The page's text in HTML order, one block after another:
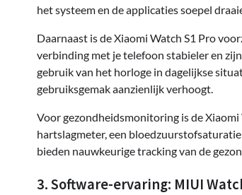
het systeem en de applicaties soepel
Daarnaast is de Xiaomi Watch S1 Pro
verbinding met je telefoon stabieler en
gebruik van het horloge in dagelijkse
gebruiksgemak aanzienlijk verhoogt.
Voor gezondheidsmonitoring is de
hartslagmeter, een
bieden nauwkeurige tracking van de
3. Software-ervaring: MIUI